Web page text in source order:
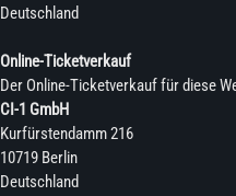
Deutschland
Online-Ticketverkauf
Der Online-Ticketverkauf für diese
CI-1 GmbH
Kurfürstendamm 216
10719 Berlin
Deutschland